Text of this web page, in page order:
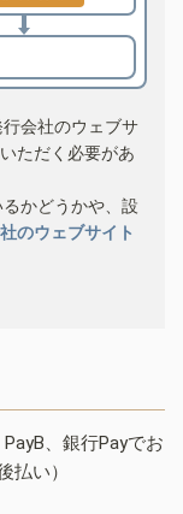
会社のウェブサ
ただく必要があ
かどうかや、設
のウェブサイト
、銀行Payでお
払い）